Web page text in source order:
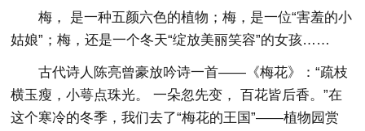
梅， 是一种五颜六色的植物；梅，是一位“害羞的小
姑娘”；梅，还是一个冬天“绽放美丽笑容”的女孩……
古代诗人陈亮曾豪放吟诗一首——《梅花》：“疏枝
横玉瘦，小萼点珠光。 一朵忽先变， 百花皆后香。”在
这个寒冷的冬季，我们去了“梅花的王国”——植物园赏